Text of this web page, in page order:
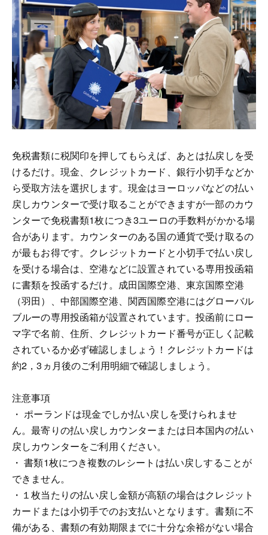
免税書類に税関印を押してもらえば、あとは払戻しを受
けるだけ。現金、クレジットカード、銀行小切手などか
ら受取方法を選択します。現金はヨーロッパなどの払い
戻しカウンターで受け取ることができますが一部のカウ
ンターで免税書類1枚につき3ユーロの手数料がかかる場
合があります。カウンターのある国の通貨で受け取るの
が最もお得です。クレジットカードと小切手で払い戻し
を受ける場合は、空港などに設置されている専用投函箱
に書類を投函するだけ。成田国際空港、東京国際空港
（羽田）、中部国際空港、関西国際空港にはグローバル
ブルーの専用投函箱が設置されています。投函前にロー
マ字で名前、住所、クレジットカード番号が正しく記載
されているか必ず確認しましょう！クレジットカードは
約2，3ヵ月後のご利用明細で確認しましょう。
注意事項
・ ポーランドは現金でしか払い戻しを受けられませ
ん。最寄りの払い戻しカウンターまたは日本国内の払い
戻しカウンターをご利用ください。
・ 書類1枚につき複数のレシートは払い戻しすることが
できません。
・１枚当たりの払い戻し金額が高額の場合はクレジット
カードまたは小切手でのお支払いとなります。書類に不
備がある、書類の有効期限までに十分な余裕がない場合